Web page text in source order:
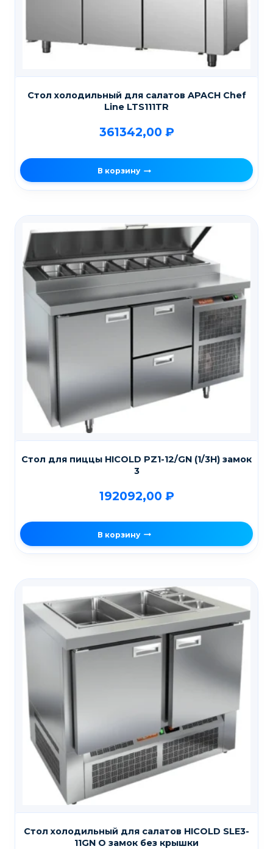
Стол холодильный для салатов APACH Chef
Line LTS111TR
361342,00 ₽
В корзину
Стол для пиццы HICOLD PZ1-12/GN (1/3H) замок
3
192092,00 ₽
В корзину
Стол холодильный для салатов HICOLD SLE3-
11GN O замок без крышки